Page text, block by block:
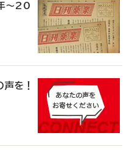
～20
を！